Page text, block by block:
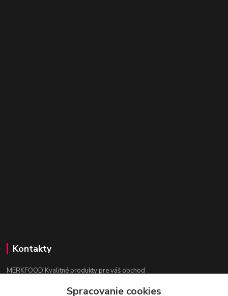
Kontakty
MERKFOOD Kvalitné produkty pre váš obchod
Ing. Lenka MokrošováSpracovanie cookies